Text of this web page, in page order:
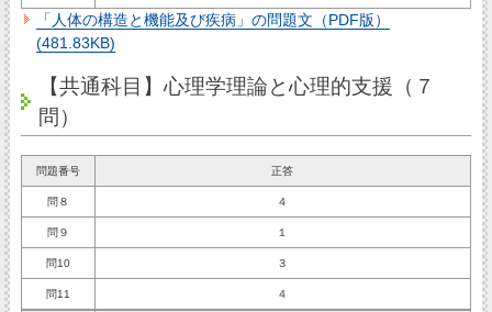
「人体の構造と機能及び疾病」の問題文（PDF版）
(481.83KB)
【共通科目】心理学理論と心理的支援（７
問）
問題番号 正答
問８ ４
問９ １
問10 ３
問11 ４